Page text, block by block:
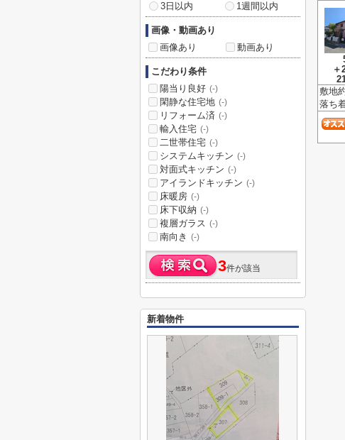
＋
敷地
落ち
3日以内
1週間以内
画像・動画あり
画像あり
動画あり
こだわり条件
陽当り良好 (-)
閑静な住宅地 (-)
リフォーム済 (-)
輸入住宅 (-)
二世帯住宅 (-)
システムキッチン (-)
対面式キッチン (-)
アイランドキッチン (-)
床暖房 (-)
床下収納 (-)
複層ガラス (-)
南向き (-)
3件が該当
新着物件